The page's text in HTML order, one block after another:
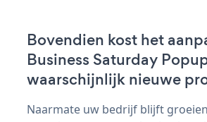
Bovendien kost het
Business Saturday
waarschijnlijk nieuwe
Naarmate uw bedrijf blijft